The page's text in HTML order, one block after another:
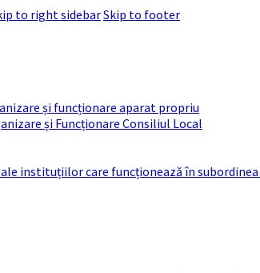
to right sidebarSkip to footer
și funcționare aparat propriu
și Funcționare Consiliul Local
instituțiilor care funcționează în